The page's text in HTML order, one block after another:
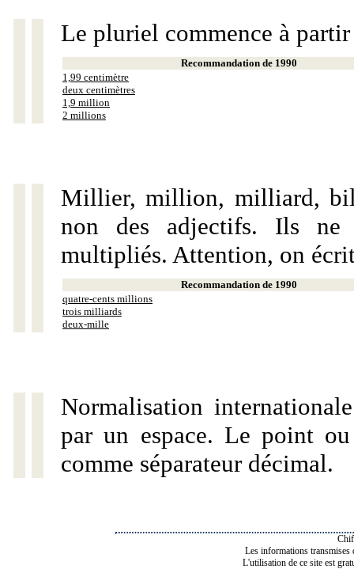
Le pluriel commence à
Recommandation de 1990
1,99 centimètre
deux centimètres
1,9 million
2 millions
Millier, million, milliard,
non des adjectifs. Ils ne
multipliés. Attention, on
Recommandation de 1990
quatre-cents millions
trois milliards
deux-mille
Normalisation
par un espace. Le point
comme séparateur décimal.
Les informations transmises
L'utilisation de ce site est